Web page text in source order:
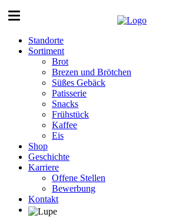
Standorte
Sortiment
Brot
Brezen und Brötchen
Süßes Gebäck
Patisserie
Snacks
Frühstück
Kaffee
Eis
Shop
Geschichte
Karriere
Offene Stellen
Bewerbung
Kontakt